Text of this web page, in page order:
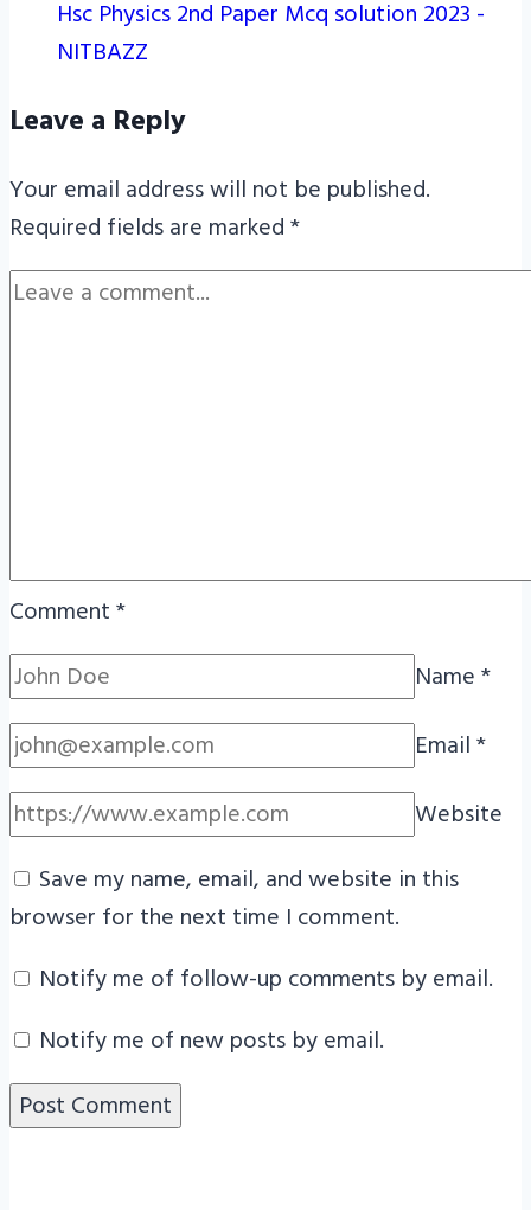
Hsc Physics 2nd Paper Mcq solution 2023 -
NITBAZZ
Leave a Reply
Your email address will not be published.
Required fields are marked*
Comment*
Name*
Email*
Website
Save my name, email, and website in this
browser for the next time I comment.
Notify me of follow-up comments by email.
Notify me of new posts by email.